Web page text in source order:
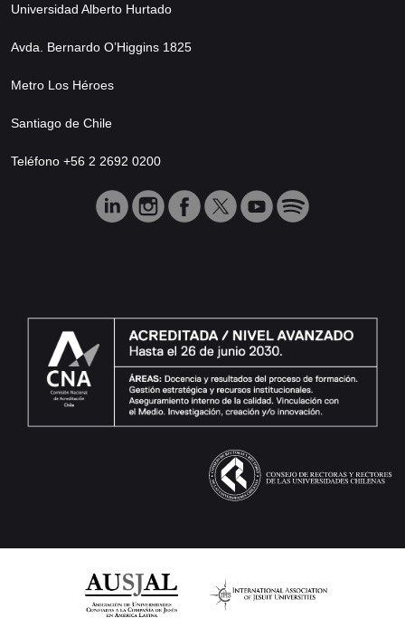
Universidad Alberto Hurtado
Avda. Bernardo O’Higgins 1825
Metro Los Héroes
Santiago de Chile
Teléfono +56 2 2692 0200